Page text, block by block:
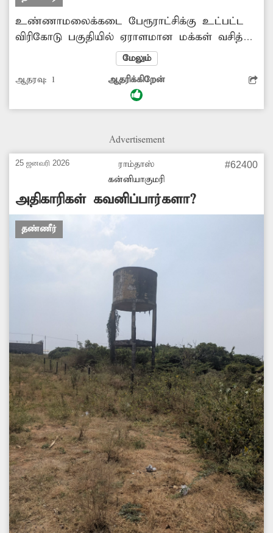
உண்ணாமலைக்கடை பேரூராட்சிக்கு உட்பட்ட
விரிகோடு பகுதியில் ஏராளமான மக்கள் வசித்து
வருகின்றனர். ஆனால் இந்த பகுதியில் சீரான
முறையில் குடிநீர் வினியோகம்
செய்யப்படுவதில்லை. மேலும், குடிநீர்
வினியோகம் செய்யும்போது மிகவும் குறைவான
மக்கள் பெரும் அவதிக்குள்ளாவதுடன், குடிநீரை
தள்ளப்பட்டுள்ளனர். எனவே, அந்த பகுதிக்கு
சீரான முறையில் குடிநீர் வினியோகம் செய்ய
அதிகாரிகள் நடவடிக்கை எடுக்க வேண்டும்.
-ஜாண்மோசஸ்,விரிகோடு.
மேலும்
ஆதரவு: 1 ஆதரிக்கிறேன்
Advertisement
25 ஜனவரி 2026
ராம்தாஸ்
கன்னியாகுமரி
#62400
அதிகாரிகள் கவனிப்பார்களா?
தண்ணீர்